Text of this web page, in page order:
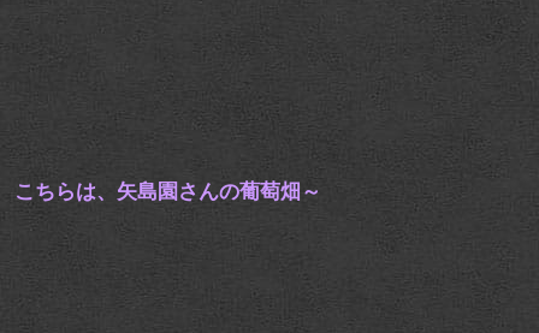
こちらは、矢島園さんの葡萄畑～